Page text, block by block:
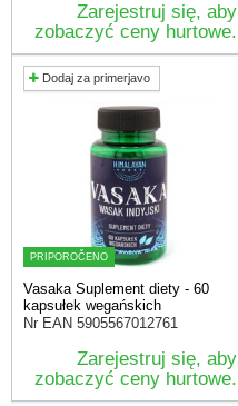
Zarejestruj się, aby
zobaczyć ceny hurtowe.
Dodaj za primerjavo
PRIPOROČENO
Vasaka Suplement diety - 60
kapsułek wegańskich
Nr EAN 5905567012761
Zarejestruj się, aby
zobaczyć ceny hurtowe.